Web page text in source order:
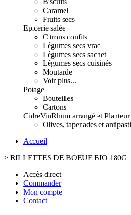
Biscuits
Caramel
Fruits secs
Epicerie salée
Citrons confits
Légumes secs vrac
Légumes secs sachet
Légumes secs cuisinés
Moutarde
Voir plus...
Potage
Bouteilles
Cartons
CidreVinRhum arrangé et Planteur
Olives, tapenades et antipasti
Accueil
> RILLETTES DE BOEUF BIO 180G
Accès direct
Commander
Mon compte
Contact